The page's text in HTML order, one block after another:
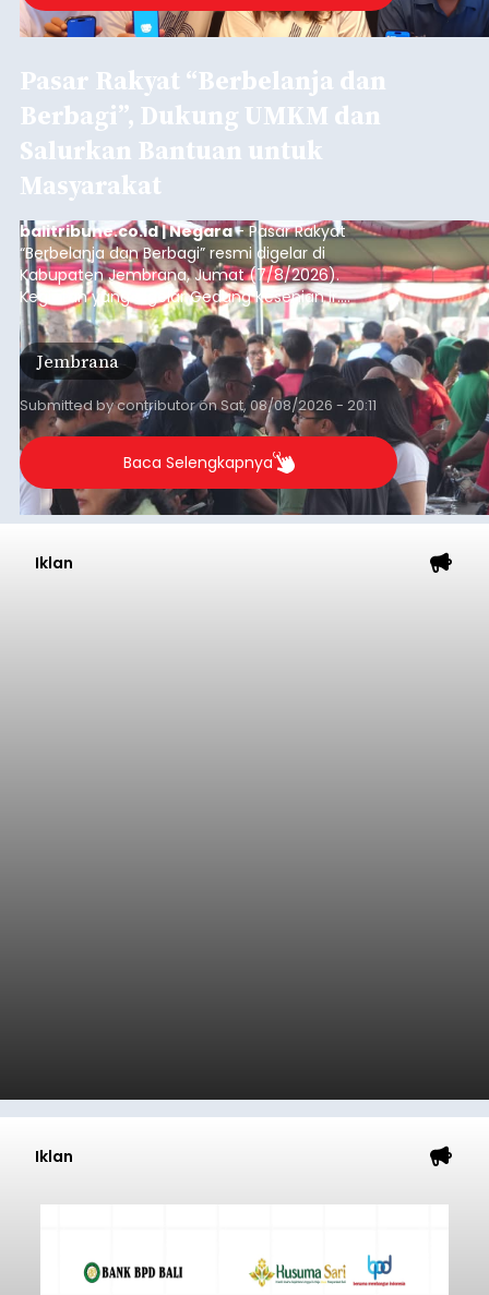
Pasar Rakyat “Berbelanja dan
Berbagi”, Dukung UMKM dan
Salurkan Bantuan untuk
Masyarakat
balitribune.co.id | Negara- Pasar Rakyat
“Berbelanja dan Berbagi” resmi digelar di
Kabupaten Jembrana, Jumat (7/8/2026).
Kegiatan yang digelar Gedung Kesenian Ir.
Soekarno ini memadukan pemberdayaan
ekonomi masyarakat dengan aksi sosial tersebut
mendapat antusiasme tinggi dan mencatat nilai
transaksi mencapai Rp672.733.200.
Jembrana
Submitted bycontributoronSat, 08/08/2026 - 20:11
Baca Selengkapnya
Iklan
Iklan